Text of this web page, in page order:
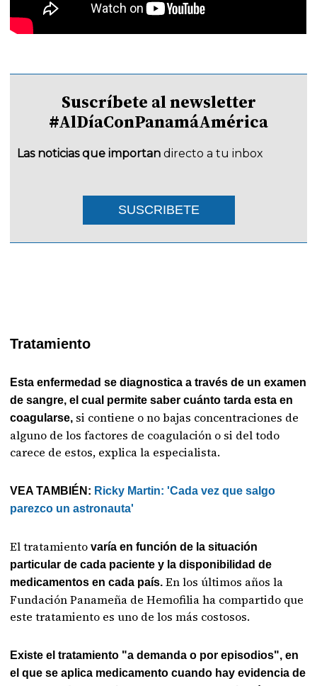
Suscríbete al newsletter
#AlDíaConPanamáAmérica
Las noticias que importan directo a tu inbox
SUSCRIBETE
Tratamiento
Esta enfermedad se diagnostica a través de un examen
de sangre, el cual permite saber cuánto tarda esta en
coagularse, si contiene o no bajas concentraciones de
alguno de los factores de coagulación o si del todo
carece de estos, explica la especialista.
VEA TAMBIÉN: Ricky Martin: 'Cada vez que salgo
parezco un astronauta'
El tratamientovaría en función de la situación
particular de cada paciente y la disponibilidad de
medicamentos en cada país. En los últimos años la
Fundación Panameña de Hemofilia ha compartido que
este tratamiento es uno de los más costosos.
Existe el tratamiento "a demanda o por episodios", en
el que se aplica medicamento cuando hay evidencia de